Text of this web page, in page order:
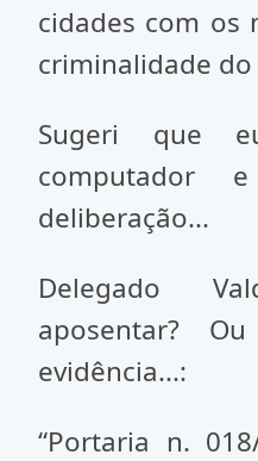
cidades com os
criminalidade do
Sugeri que
computador
deliberação...
Delegado
aposentar?
evidência...:
“Portaria n.